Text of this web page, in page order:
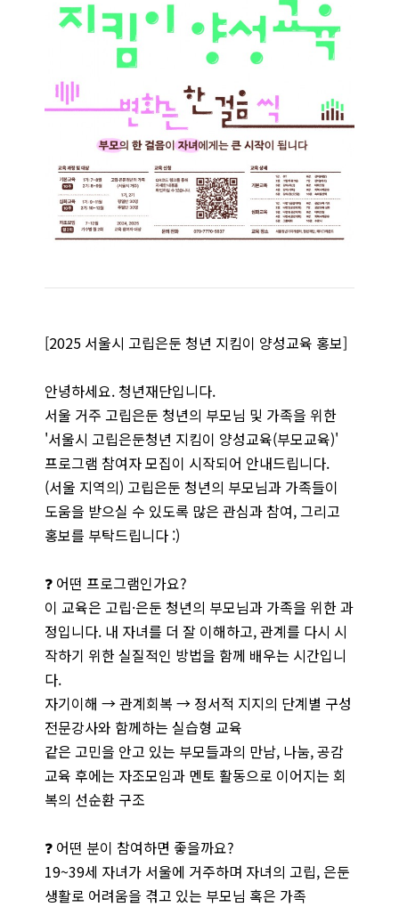
[2025 서울시 고립은둔 청년 지킴이 양성교육 홍보]
안녕하세요. 청년재단입니다.
서울 거주 고립은둔 청년의 부모님 및 가족을 위한
'서울시 고립은둔청년 지킴이 양성교육(부모교육)'
프로그램 참여자 모집이 시작되어 안내드립니다.
(서울 지역의) 고립은둔 청년의 부모님과 가족들이
도움을 받으실 수 있도록 많은 관심과 참여, 그리고
홍보를 부탁드립니다 :)
❓ 어떤 프로그램인가요?
이 교육은 고립·은둔 청년의 부모님과 가족을 위한 과
정입니다. 내 자녀를 더 잘 이해하고, 관계를 다시 시
작하기 위한 실질적인 방법을 함께 배우는 시간입니
다.
자기이해 → 관계회복 → 정서적 지지의 단계별 구성
전문강사와 함께하는 실습형 교육
같은 고민을 안고 있는 부모들과의 만남, 나눔, 공감
교육 후에는 자조모임과 멘토 활동으로 이어지는 회
복의 선순환 구조
❓ 어떤 분이 참여하면 좋을까요?
19~39세 자녀가 서울에 거주하며 자녀의 고립, 은둔
생활로 어려움을 겪고 있는 부모님 혹은 가족